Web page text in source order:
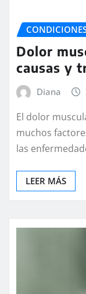
Dolor
causas y
Diana
El dolor
muchos
las
LEER MÁS